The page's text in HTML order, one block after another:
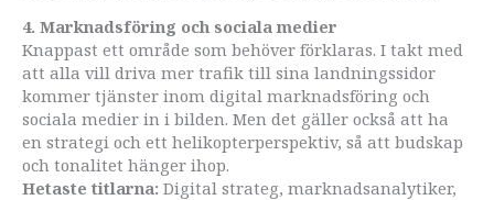
4. Marknadsföring och sociala medier
Knappast ett område som behöver förklaras. I takt med
att alla vill driva mer trafik till sina landningssidor
kommer tjänster inom digital marknadsföring och
sociala medier in i bilden. Men det gäller också att ha
en strategi och ett helikopterperspektiv, så att budskap
och tonalitet hänger ihop.
Hetaste titlarna: Digital strateg, marknadsanalytiker,